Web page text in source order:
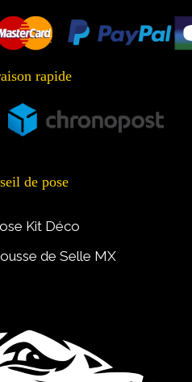
rapide
de pose
Kit Déco
de Selle MX